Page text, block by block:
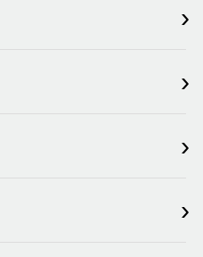
›
›
›
›